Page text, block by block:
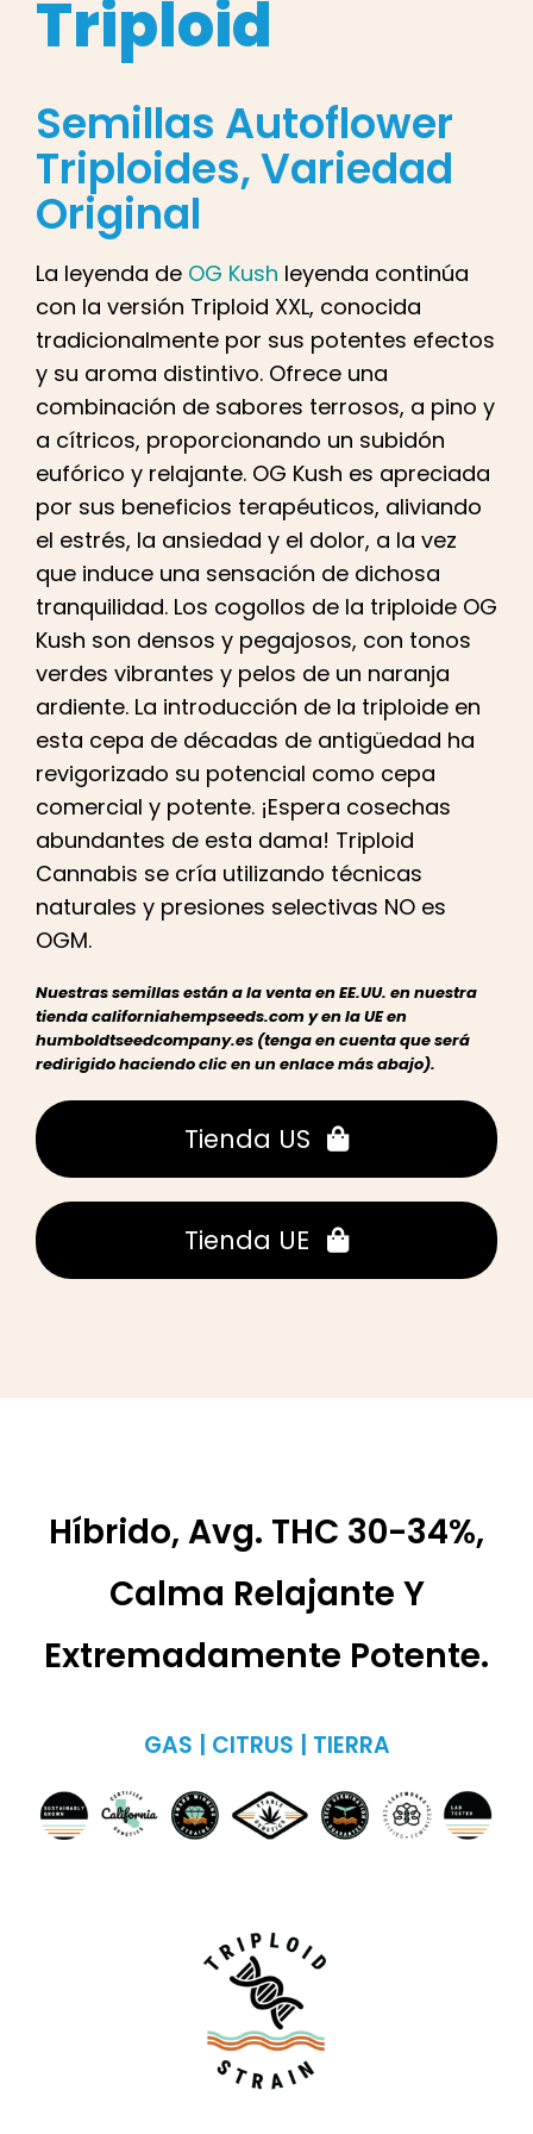
Español
Triploid
Semillas Autoflower
Triploides, Variedad
Original
La leyenda de OG Kush leyenda continúa
con la versión Triploid XXL, conocida
tradicionalmente por sus potentes efectos
y su aroma distintivo. Ofrece una
combinación de sabores terrosos, a pino y
a cítricos, proporcionando un subidón
eufórico y relajante. OG Kush es apreciada
por sus beneficios terapéuticos, aliviando
el estrés, la ansiedad y el dolor, a la vez
que induce una sensación de dichosa
tranquilidad. Los cogollos de la triploide OG
Kush son densos y pegajosos, con tonos
verdes vibrantes y pelos de un naranja
ardiente. La introducción de la triploide en
esta cepa de décadas de antigüedad ha
revigorizado su potencial como cepa
comercial y potente. ¡Espera cosechas
abundantes de esta dama! Triploid
Cannabis se cría utilizando técnicas
naturales y presiones selectivas NO es
OGM.
Nuestras semillas están a la venta en EE.UU. en nuestra
tienda californiahempseeds.com y en la UE en
humboldtseedcompany.es (tenga en cuenta que será
redirigido haciendo clic en un enlace más abajo).
Tienda US
Tienda UE
Híbrido, Avg. THC 30-34%,
Calma Relajante Y
Extremadamente Potente.
GAS | CITRUS | TIERRA